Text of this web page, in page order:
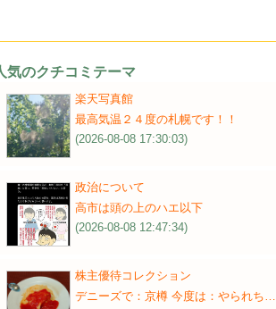
気のクチコミテーマ
楽天写真館
最高気温２４度の札幌です！！
(2026-08-08 17:30:03)
政治について
高市は頭の上のハエ以下
(2026-08-08 12:47:34)
株主優待コレクション
デニーズで：京樽 今度は：やられち…